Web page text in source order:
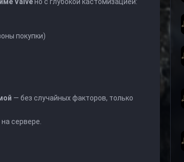
покупки)
— без случайных факторов, только
сервере.